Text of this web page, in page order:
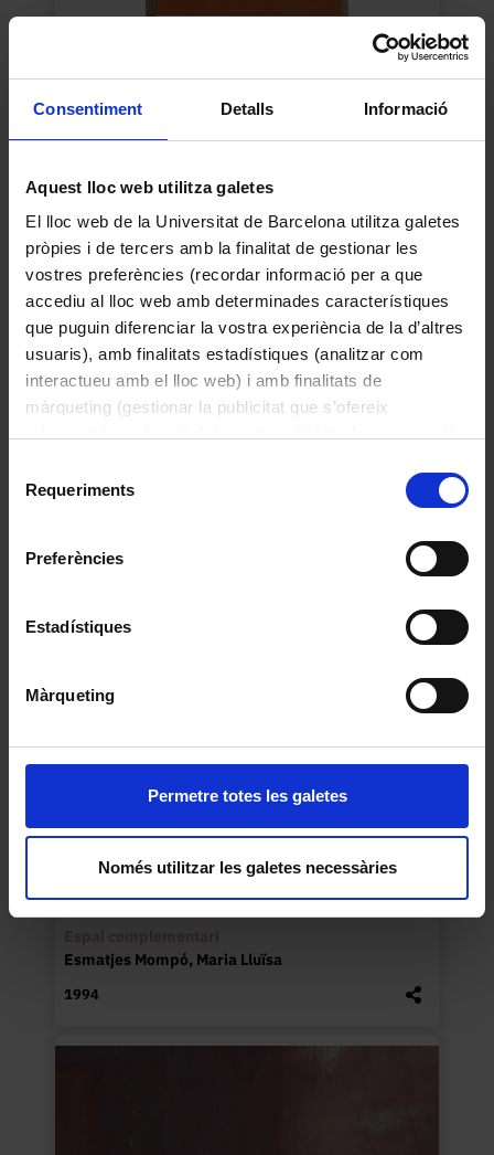
Consentiment Detalls Informació
Aquest lloc web utilitza galetes
El lloc web de la Universitat de Barcelona utilitza galetes
pròpies i de tercers amb la finalitat de gestionar les
vostres preferències (recordar informació per a que
accediu al lloc web amb determinades característiques
que puguin diferenciar la vostra experiència de la d’altres
usuaris), amb finalitats estadístiques (analitzar com
interactueu amb el lloc web) i amb finalitats de
màrqueting (gestionar la publicitat que s’ofereix
consultar laPolítica de galetes del lloc web de la
Requeriments
Preferències
Estadístiques
Màrqueting
Permetre totes les galetes
Només utilitzar les galetes necessàries
Explica-me-la
1995
Mateo Puig, Eva
Espai complementari
Esmatjes Mompó, Maria Lluïsa
1994